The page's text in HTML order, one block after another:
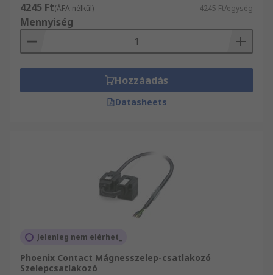
4245 Ft(ÁFA nélkül) 4245 Ft/egység
Mennyiség
Hozzáadás
Datasheets
Jelenleg nem elérhet_
Phoenix Contact Mágnesszelep-csatlakozó
Szelepcsatlakozó